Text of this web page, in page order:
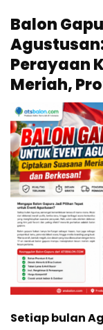
Balon
Perayaan
Meriah,
Setiap bulan